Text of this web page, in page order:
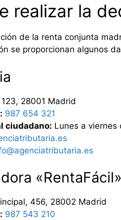
realizar la
de la renta conjunta
se proporcionan algunos
28001 Madrid
987 654 321
ciudadano: Lunes a
«RentaFácil»
456, 28002 Madrid
987 543 210